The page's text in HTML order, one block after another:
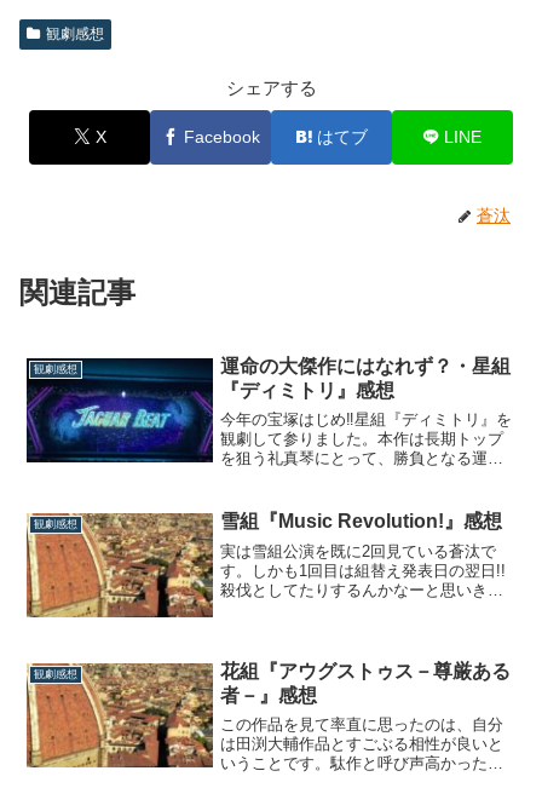
観劇感想
シェアする
X Facebook はてブ LINE
蒼汰
関連記事
観劇感想
運命の大傑作にはなれず？・星組
『ディミトリ』感想
今年の宝塚はじめ‼︎星組『ディミトリ』を
観劇して参りました。本作は長期トップ
を狙う礼真琴にとって、勝負となる運命
だと演目発表時から感じていましたが、
まさか、まんま二匹目のどじょう狙いだ
とは思いませんでした。面白かったです
よ？面...
観劇感想 雪組『Music Revolution!』感想
実は雪組公演を既に2回見ている蒼汰で
す。しかも1回目は組替え発表日の翌日!!
殺伐としてたりするんかなーと思いき
くりとまとめていきたいと思います。イ
チ素人が思った端的な感想最初...
観劇感想
花組『アウグストゥス－尊厳ある
者－』感想
この作品を見て率直に思ったのは、自分
は田渕大輔作品とすごぶる相性が良いと
いうことです。駄作と呼び声高かった